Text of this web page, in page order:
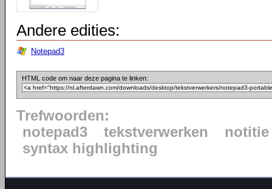
Andere edities:
Notepad3
HTML code om naar deze pagina te linken:
Trefwoorden:
notepad3
tekstverwerken
notitie
syntax highlighting